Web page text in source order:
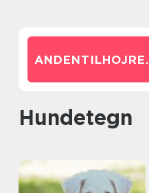
ANDENTILHOJRE.
hundetegn